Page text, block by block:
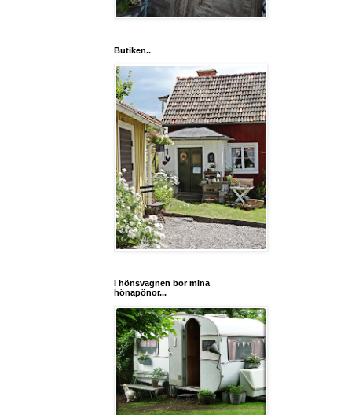
Butiken..
I hönsvagnen bor mina
hönapönor...